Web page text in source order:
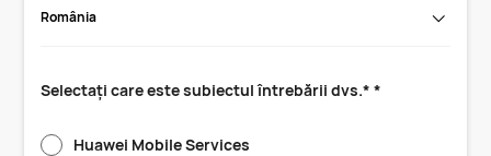
România
Selectați care este subiectul întrebării dvs.* *
Huawei Mobile Services